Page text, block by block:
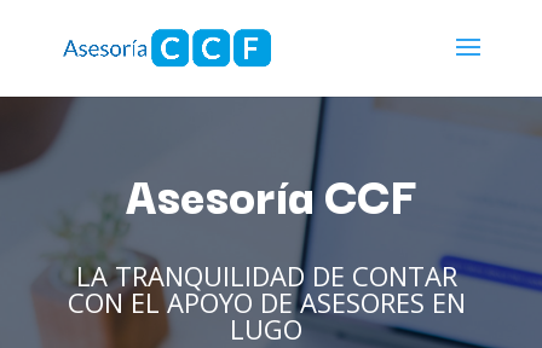
Asesoría CCF
LA TRANQUILIDAD DE CONTAR
CON EL APOYO DE ASESORES EN
LUGO